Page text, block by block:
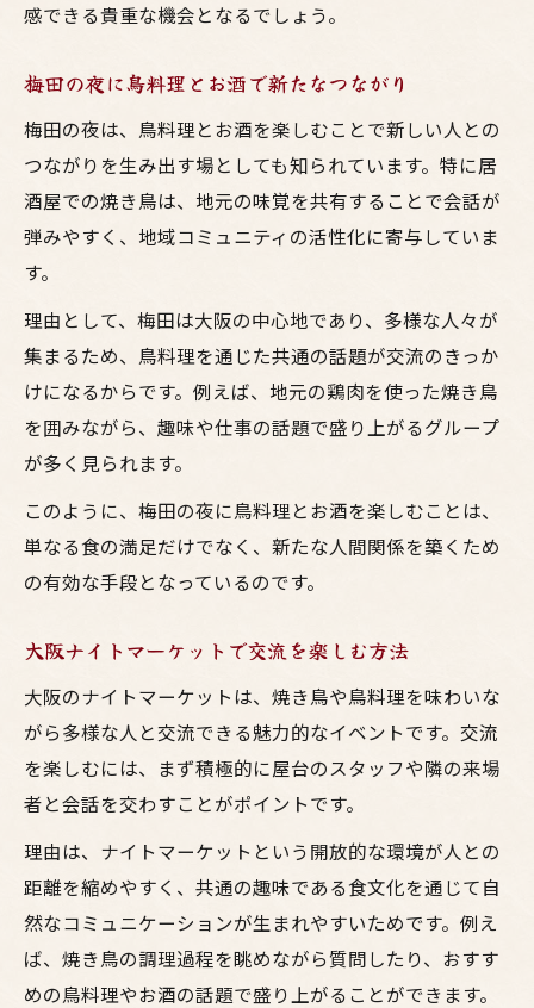
感できる貴重な機会となるでしょう。
梅田の夜に鳥料理とお酒で新たなつながり
梅田の夜は、鳥料理とお酒を楽しむことで新しい人との
つながりを生み出す場としても知られています。特に居
酒屋での焼き鳥は、地元の味覚を共有することで会話が
弾みやすく、地域コミュニティの活性化に寄与していま
す。
理由として、梅田は大阪の中心地であり、多様な人々が
集まるため、鳥料理を通じた共通の話題が交流のきっか
けになるからです。例えば、地元の鶏肉を使った焼き鳥
を囲みながら、趣味や仕事の話題で盛り上がるグループ
が多く見られます。
このように、梅田の夜に鳥料理とお酒を楽しむことは、
単なる食の満足だけでなく、新たな人間関係を築くため
の有効な手段となっているのです。
大阪ナイトマーケットで交流を楽しむ方法
大阪のナイトマーケットは、焼き鳥や鳥料理を味わいな
がら多様な人と交流できる魅力的なイベントです。交流
を楽しむには、まず積極的に屋台のスタッフや隣の来場
者と会話を交わすことがポイントです。
理由は、ナイトマーケットという開放的な環境が人との
距離を縮めやすく、共通の趣味である食文化を通じて自
然なコミュニケーションが生まれやすいためです。例え
ば、焼き鳥の調理過程を眺めながら質問したり、おすす
めの鳥料理やお酒の話題で盛り上がることができます。